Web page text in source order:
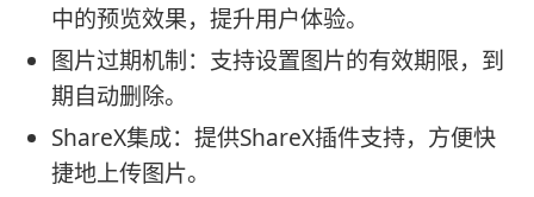
中的预览效果，提升用户体验。
图片过期机制：支持设置图片的有效期限，到
期自动删除。
ShareX集成：提供ShareX插件支持，方便快
捷地上传图片。